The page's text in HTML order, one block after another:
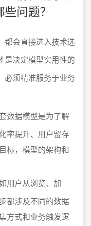
问题？
都会直接进入技术选
是决定模型实用性的
必须精准服务于业务
数据模型是为了解
率提升、用户留存
标，模型的架构和
用户从浏览、加
都涉及不同的数据
方式和业务触发逻